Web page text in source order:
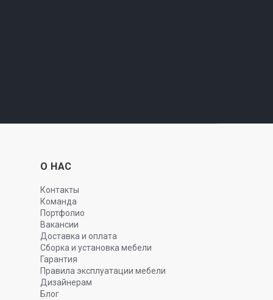
О НАС
Контакты
Команда
Портфолио
Вакансии
Доставка и оплата
Сборка и установка мебели
Гарантия
Правила эксплуатации мебели
Дизайнерам
Блог